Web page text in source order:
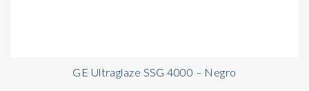
GE Ultraglaze SSG 4000 – Negro